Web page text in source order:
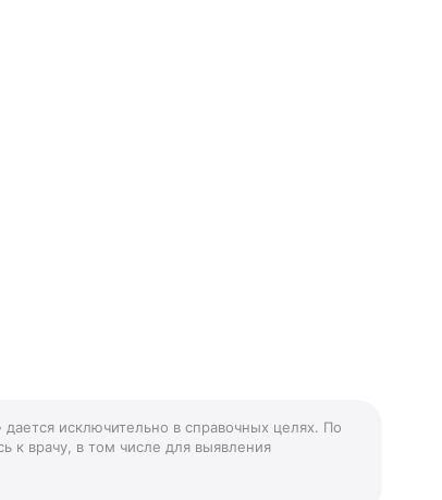
исключительно в справочных целях. По
к врачу, в том числе для выявления